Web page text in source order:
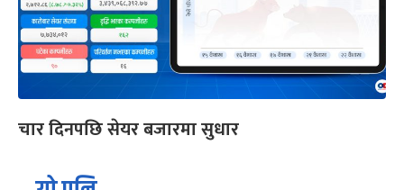
चार दिनपछि सेयर बजारमा सुधार